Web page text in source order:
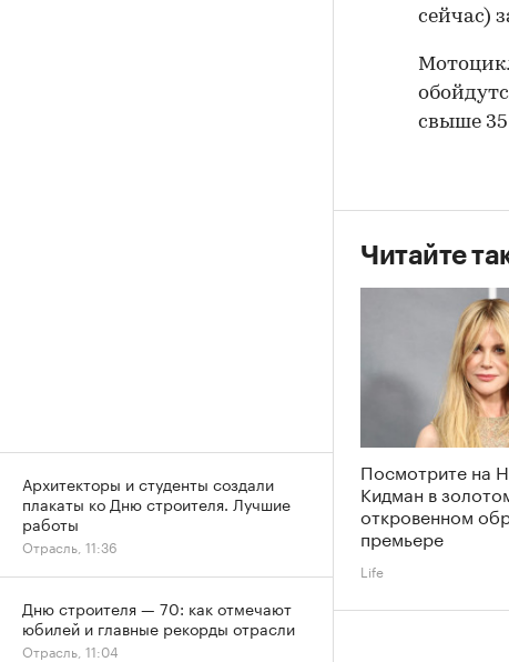
сейчас)
свыше 35
Читайте
Посмотрите на
Кидман в
откровенном
премьере
Life
Архитекторы и студенты создали
плакаты ко Дню строителя. Лучшие
работы
Отрасль, 11:36
Дню строителя — 70: как отмечают
юбилей и главные рекорды отрасли
Отрасль, 11:04